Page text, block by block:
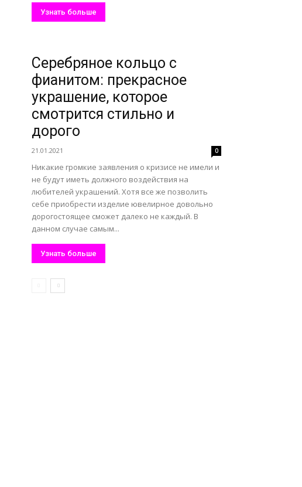
Узнать больше
Серебряное кольцо с
фианитом: прекрасное
украшение, которое
смотрится стильно и
дорого
21.01.2021 0
Никакие громкие заявления о кризисе не имели и
не будут иметь должного воздействия на
любителей украшений. Хотя все же позволить
себе приобрести изделие ювелирное довольно
дорогостоящее сможет далеко не каждый. В
данном случае самым...
Узнать больше